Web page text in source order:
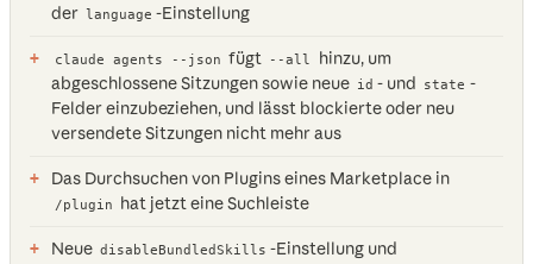
der language -Einstellung
claude agents --json fügt --all
hinzu, um
abgeschlossene Sitzungen sowie neue id - und state -
Felder einzubeziehen, und lässt blockierte oder neu
versendete Sitzungen nicht mehr aus
Das Durchsuchen von Plugins eines Marketplace in
/plugin hat jetzt eine Suchleiste
Neue disableBundledSkills -Einstellung und